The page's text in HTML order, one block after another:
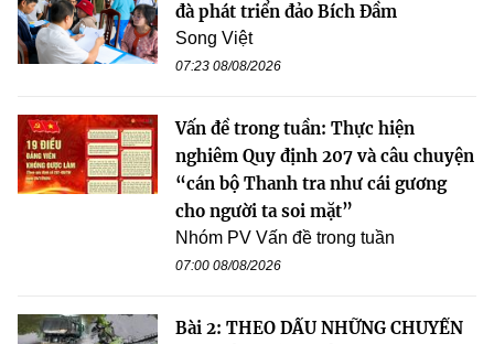
đà phát triển đảo Bích Đầm
Song Việt
07:23 08/08/2026
Vấn đề trong tuần: Thực hiện
nghiêm Quy định 207 và câu chuyện
“cán bộ Thanh tra như cái gương
cho người ta soi mặt”
Nhóm PV Vấn đề trong tuần
07:00 08/08/2026
Bài 2: THEO DẤU NHỮNG CHUYẾN